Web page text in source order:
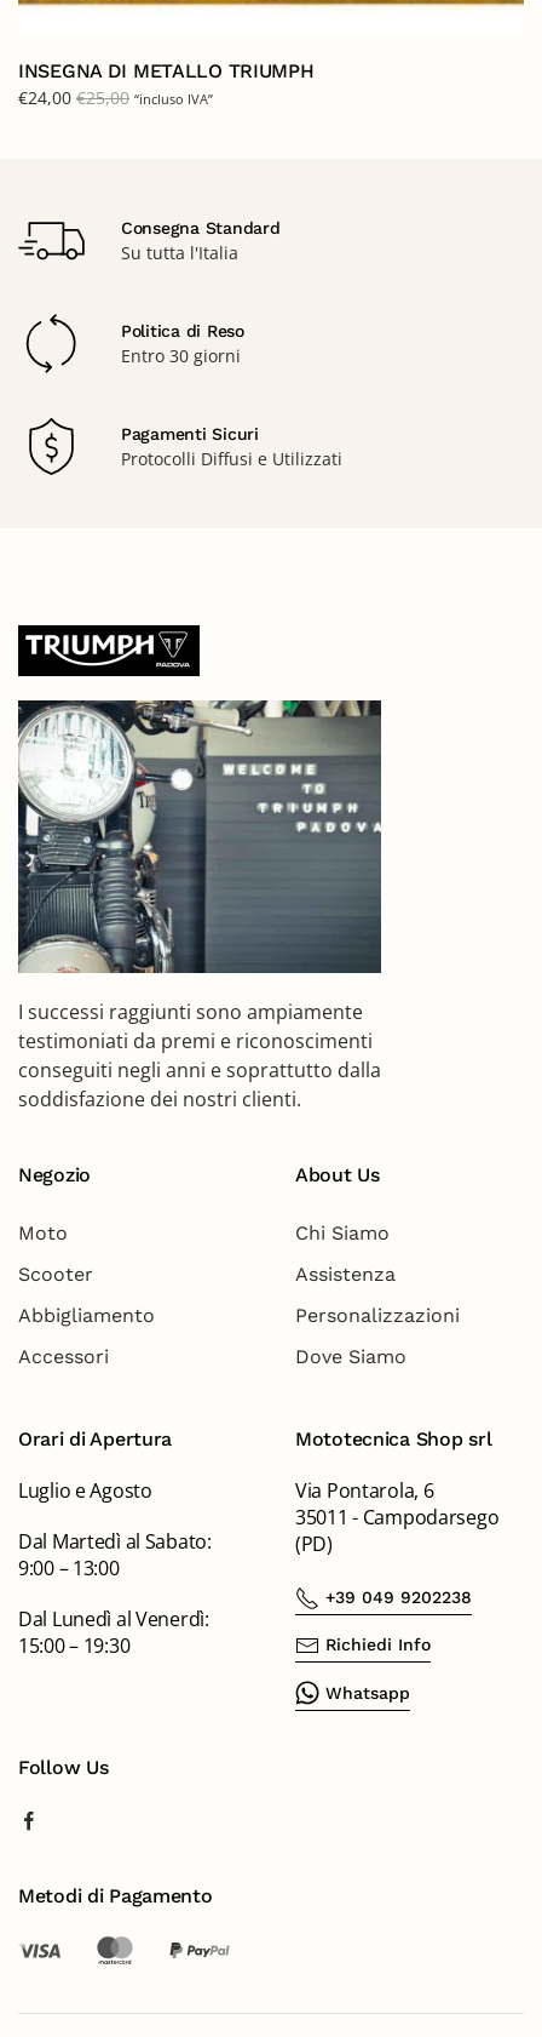
INSEGNA DI METALLO TRIUMPH
€24,00 €25,00 “incluso IVA”
Consegna Standard
Su tutta l'Italia
Politica di Reso
Entro 30 giorni
Pagamenti Sicuri
Protocolli Diffusi e Utilizzati
I successi raggiunti sono ampiamente
testimoniati da premi e riconoscimenti
conseguiti negli anni e soprattutto dalla
soddisfazione dei nostri clienti.
Negozio
Moto
Scooter
Abbigliamento
Accessori
About Us
Chi Siamo
Assistenza
Personalizzazioni
Dove Siamo
Orari di Apertura
Luglio e Agosto
Dal Martedì al Sabato:
9:00 – 13:00
Dal Lunedì al Venerdì:
15:00 – 19:30
Mototecnica Shop srl
Via Pontarola, 6
35011 - Campodarsego
(PD)
+39 049 9202238
Richiedi Info
Whatsapp
Follow Us
Metodi di Pagamento